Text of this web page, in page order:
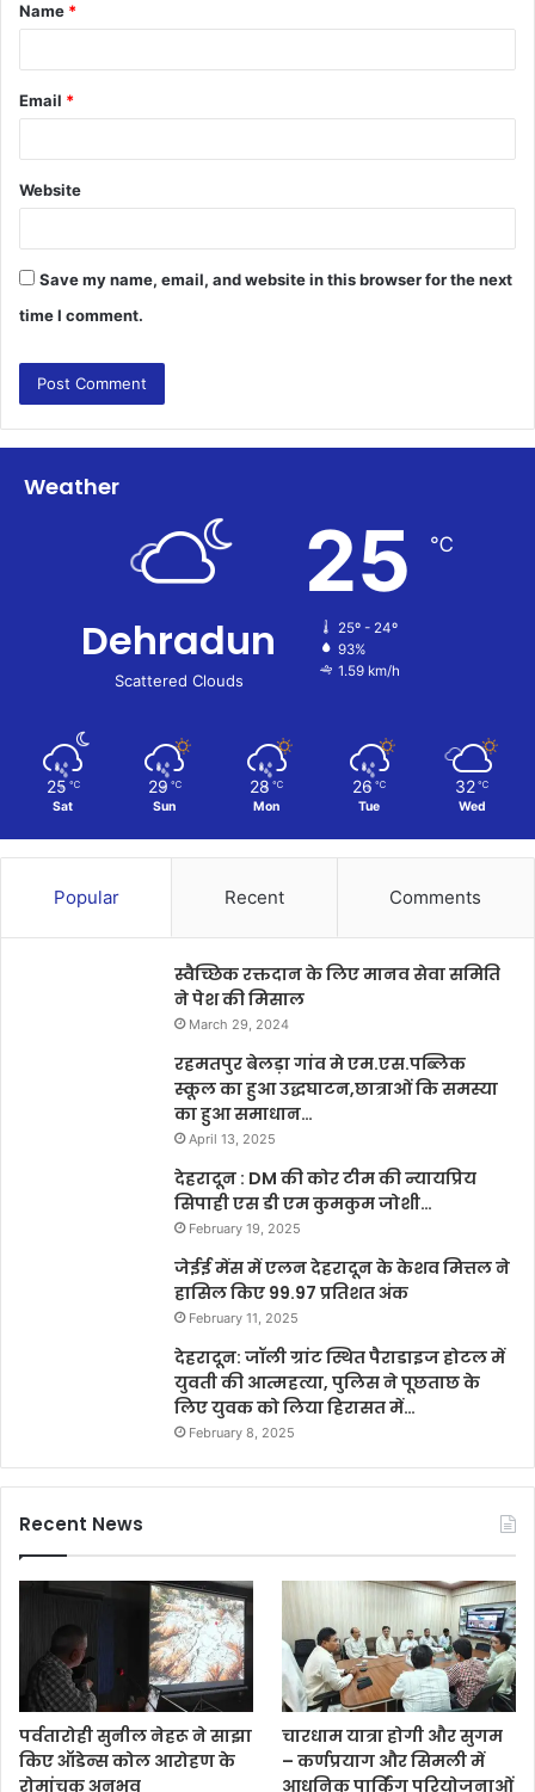
*
Name *
Email *
Website
Save my name, email, and website in this browser for the next
time I comment.
Weather
Dehradun
Scattered Clouds
25 ℃
25º - 24º
93%
1.59 km/h
25 ℃
Sat
29 ℃
Sun
28 ℃
Mon
26 ℃
Tue
32 ℃
Wed
Popular Recent Comments
स्वैच्छिक रक्तदान के लिए मानव सेवा समिति
ने पेश की मिसाल
March 29, 2024
रहमतपुर बेलड़ा गांव मे एम.एस.पब्लिक
स्कूल का हुआ उद्धघाटन,छात्राओं कि समस्या
का हुआ समाधान…
April 13, 2025
देहरादून : DM की कोर टीम की न्यायप्रिय
सिपाही एस डी एम कुमकुम जोशी…
February 19, 2025
जेईई मेंस में एलन देहरादून के केशव मित्तल ने
हासिल किए 99.97 प्रतिशत अंक
February 11, 2025
देहरादून: जॉली ग्रांट स्थित पैराडाइज होटल में
युवती की आत्महत्या, पुलिस ने पूछताछ के
लिए युवक को लिया हिरासत में…
February 8, 2025
Recent News
पर्वतारोही सुनील नेहरू ने साझा
किए ऑडेन्स कोल आरोहण के
रोमांचक अनुभव
चारधाम यात्रा होगी और सुगम
– कर्णप्रयाग और सिमली में
आधुनिक पार्किंग परियोजनाओं